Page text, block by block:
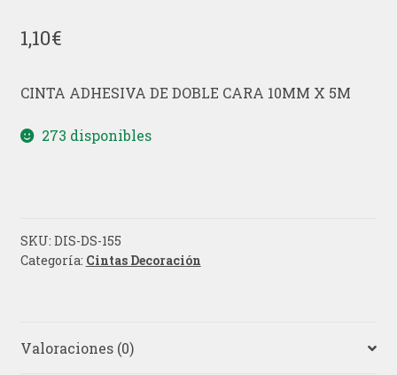
1,10€
CINTA ADHESIVA DE DOBLE CARA 10MM X 5M
273 disponibles
SKU: DIS-DS-155
Categoría: Cintas Decoración
Valoraciones (0)